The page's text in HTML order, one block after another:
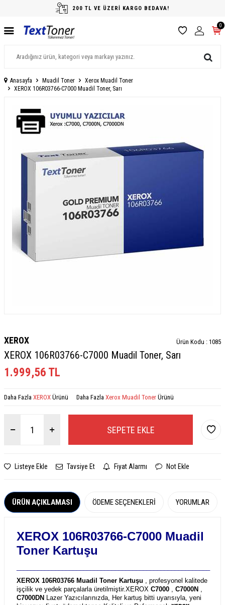
200 TL VE ÜZERİ KARGO BEDAVA!
0
Anasayfa Muadil Toner
Xerox Muadil Toner
XEROX 106R03766-C7000 Muadil Toner, Sarı
XEROX Ürün Kodu : 1085
XEROX 106R03766-C7000 Muadil Toner, Sarı
1.999,56 TL
Daha Fazla XEROX Ürünü Daha Fazla Xerox Muadil Toner Ürünü
SEPETE EKLE
Listeye Ekle Tavsiye Et Fiyat Alarmı Not Ekle
ÜRÜN AÇIKLAMASI ÖDEME SEÇENEKLERI YORUMLAR
XEROX 106R03766-C7000 Muadil
Toner Kartuşu
XEROX 106R03766 Muadil Toner Kartuşu , profesyonel kalitede
işçilik ve yedek parçalarla üretilmiştir.XEROX C7000 , C7000N ,
C7000DN Lazer Yazıcılarınızda, Her kartuş bitti uyarısıyla, yeni